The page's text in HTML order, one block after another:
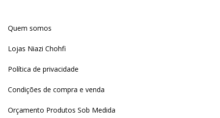
Quem somos
Lojas Niazi Chohfi
Política de privacidade
Condições de compra e venda
Orçamento Produtos Sob Medida